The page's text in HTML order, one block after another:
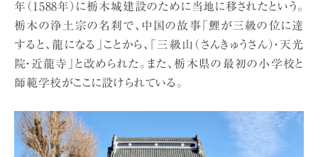
年（1588年）に栃木城建設のために当地に移されたという。
栃木の浄土宗の名刹で、中国の故事「鯉が三級の位に達
すると、龍になる」ことから、「三級山（さんきゅうさん）・天光
院・近龍寺」と改められた。また、栃木県の最初の小学校と
師範学校がここに設けられている。